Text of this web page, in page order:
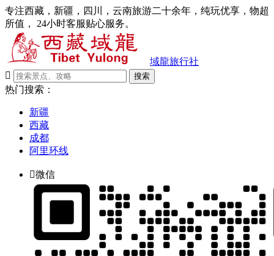
专注西藏，新疆，四川，云南旅游二十余年，纯玩优享，物超
所值， 24小时客服贴心服务。
域龍旅行社

搜索
热门搜索：
新疆
西藏
成都
阿里环线
微信